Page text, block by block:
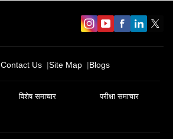
Contact Us Site Map Blogs
विशेष समाचार परीक्षा समाचार